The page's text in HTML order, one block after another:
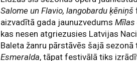
Salome un Flavio, langobardu ķēniņš
aizvadītā gada jaunuzvedumsMīlas
kas nesen atgriezusies Latvijas
Baleta žanru pārstāvēs šajā
Esmeralda, tāpat festivālā tiks